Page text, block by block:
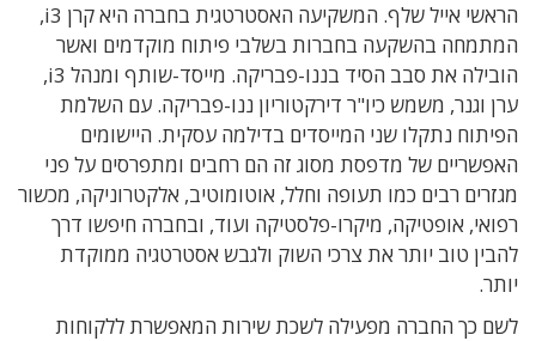
הראשי אייל שלף. המשקיעה האסטרטגית בחברה היא קרן i3,
המתמחה בהשקעה בחברות בשלבי פיתוח מוקדמים ואשר
הובילה את סבב הסיד בננו-פבריקה. מייסד-שותף ומנהל i3,
ערן וגנר, משמש כיו"ר דירקטוריון ננו-פבריקה. עם השלמת
הפיתוח נתקלו שני המייסדים בדילמה עסקית. היישומים
האפשריים של מדפסת מסוג זה הם רחבים ומתפרסים על פני
מגזרים רבים כמו תעופה וחלל, אוטומוטיב, אלקטרוניקה, מכשור
רפואי, אופטיקה, מיקרו-פלסטיקה ועוד, ובחברה חיפשו דרך
להבין טוב יותר את צרכי השוק ולגבש אסטרטגיה ממוקדת
יותר.
לשם כך החברה מפעילה לשכת שירות המאפשרת ללקוחות